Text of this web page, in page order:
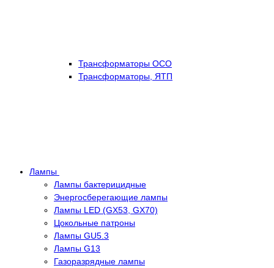
Трансформаторы ОСО
Трансформаторы, ЯТП
Лампы
Лампы бактерицидные
Энергосберегающие лампы
Лампы LED (GX53, GX70)
Цокольные патроны
Лампы GU5.3
Лампы G13
Газоразрядные лампы